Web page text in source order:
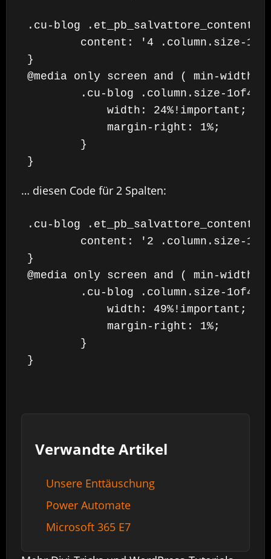
.cu-blog
}
@media only screen and ( min-width:
}
… diesen Code für 2 Spalten:
.cu-blog
}
@media only screen and ( min-width:
}
Verwandte Artikel
Unsere Enttäuschung
Power Automate
Microsoft 365 E7